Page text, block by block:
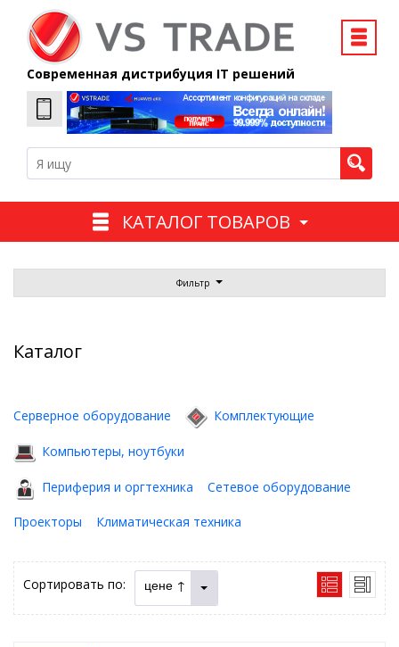
Современная дистрибуция IT решений
КАТАЛОГ ТОВАРОВ
Фильтр
Каталог
Серверное оборудование Комплектующие
Компьютеры, ноутбуки
Периферия и оргтехника Сетевое оборудование
Проекторы Климатическая техника
Сортировать по: цене ↑